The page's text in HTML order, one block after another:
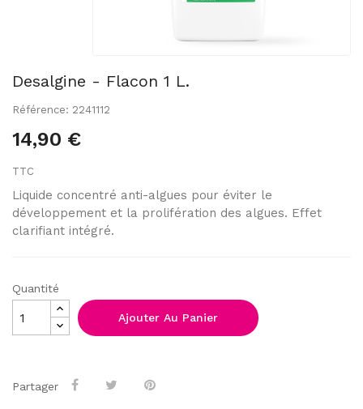
Desalgine - Flacon 1 L.
Référence: 2241112
14,90 €
TTC
Liquide concentré anti-algues pour éviter le
développement et la prolifération des algues. Effet
clarifiant intégré.
Quantité
Ajouter Au Panier
Partager